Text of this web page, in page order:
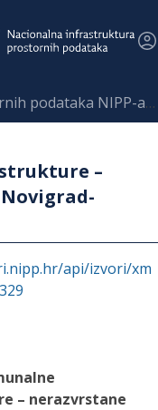
podataka NIPP-a
–
api/izvori/xm
– nerazvrstane